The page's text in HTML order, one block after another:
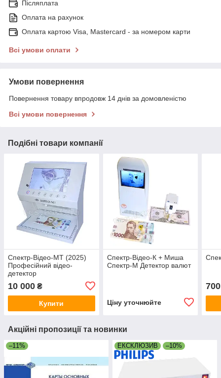
Післяплата
Оплата на рахунок
Оплата картою Visa, Mastercard - за номером карти
Всі умови оплати
Умови повернення
Повернення товару впродовж 14 днів за домовленістю
Всі умови повернення
Подібні товари компанії
Спектр-Відео-МТ (2025)
Професійний відео-
детектор
10 000 ₴
Купити
Спектр-Відео-К + Миша
Спектр-М Детектор валют
Ціну уточнюйте
700
Акційні пропозиції та новинки
–11% ЕКСКЛЮЗИВ –10%